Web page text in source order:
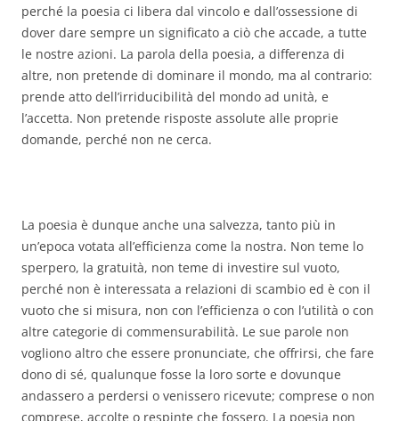
perché la poesia ci libera dal vincolo e dall’ossessione di
dover dare sempre un significato a ciò che accade, a tutte
le nostre azioni. La parola della poesia, a differenza di
altre, non pretende di dominare il mondo, ma al contrario:
prende atto dell’irriducibilità del mondo ad unità, e
l’accetta. Non pretende risposte assolute alle proprie
domande, perché non ne cerca.
La poesia è dunque anche una salvezza, tanto più in
un’epoca votata all’efficienza come la nostra. Non teme lo
sperpero, la gratuità, non teme di investire sul vuoto,
perché non è interessata a relazioni di scambio ed è con il
vuoto che si misura, non con l’efficienza o con l’utilità o con
altre categorie di commensurabilità. Le sue parole non
vogliono altro che essere pronunciate, che offrirsi, che fare
dono di sé, qualunque fosse la loro sorte e dovunque
andassero a perdersi o venissero ricevute; comprese o non
comprese, accolte o respinte che fossero. La poesia non